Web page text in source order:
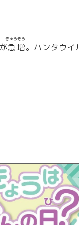
が急
きゅう
増
ぞう
。ハンタウイ